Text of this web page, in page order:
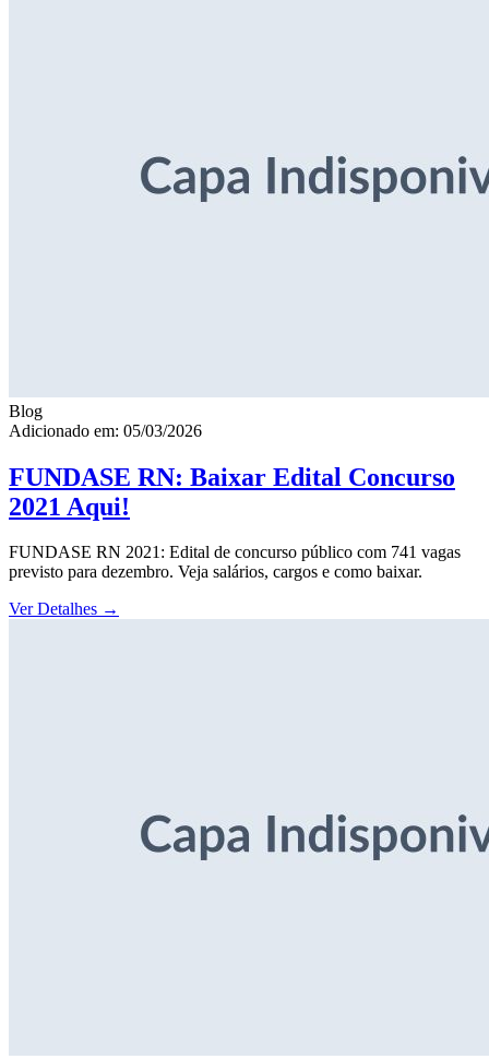
Blog
Adicionado em: 05/03/2026
FUNDASE RN: Baixar Edital Concurso
2021 Aqui!
FUNDASE RN 2021: Edital de concurso público com 741 vagas
previsto para dezembro. Veja salários, cargos e como baixar.
Ver Detalhes →